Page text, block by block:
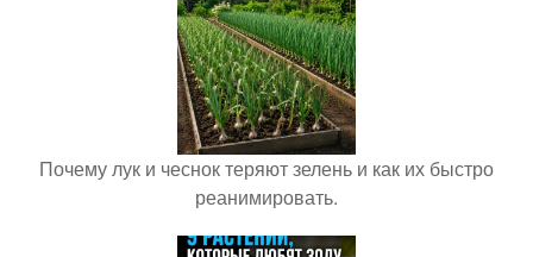
Почему лук и чеснок теряют зелень и как их быстро
реанимировать.